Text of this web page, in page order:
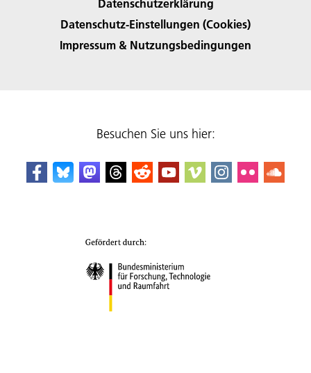
Datenschutzerklärung
Datenschutz-Einstellungen (Cookies)
Impressum & Nutzungsbedingungen
Besuchen Sie uns hier: